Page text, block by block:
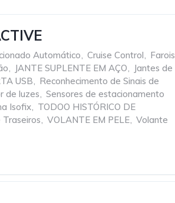
Automático, Cruise Control, Farois
, JANTE SUPLENTE EM AÇO, Jantes de
USB, Reconhecimento de Sinais de
de luzes, Sensores de estacionamento
Isofix, TODOO HISTÓRICO DE
Traseiros, VOLANTE EM PELE, Volante